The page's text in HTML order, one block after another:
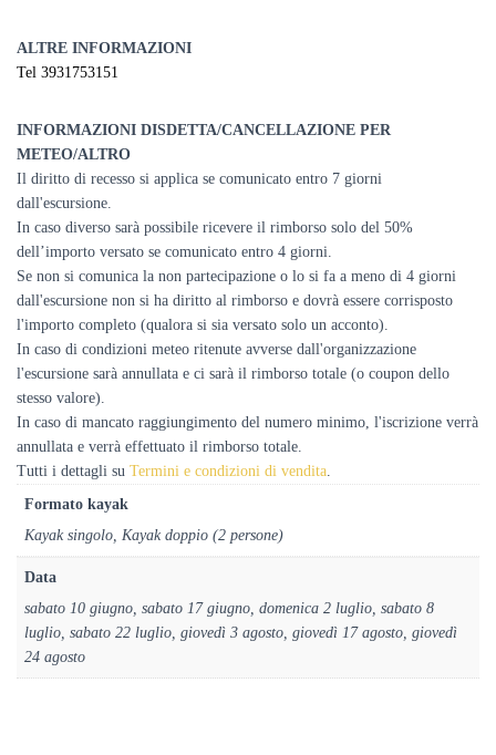
ALTRE INFORMAZIONI
Tel 3931753151
INFORMAZIONI DISDETTA/CANCELLAZIONE PER
METEO/ALTRO
Il diritto di recesso si applica se comunicato entro 7 giorni
dall'escursione.
In caso diverso sarà possibile ricevere il rimborso solo del 50%
dell’importo versato se comunicato entro 4 giorni.
Se non si comunica la non partecipazione o lo si fa a meno di 4 giorni
dall'escursione non si ha diritto al rimborso e dovrà essere corrisposto
l'importo completo (qualora si sia versato solo un acconto).
In caso di condizioni meteo ritenute avverse dall'organizzazione
l'escursione sarà annullata e ci sarà il rimborso totale (o coupon dello
stesso valore).
In caso di mancato raggiungimento del numero minimo, l'iscrizione verrà
annullata e verrà effettuato il rimborso totale.
Tutti i dettagli su Termini e condizioni di vendita.
Formato kayak
Kayak singolo, Kayak doppio (2 persone)
Data
sabato 10 giugno, sabato 17 giugno, domenica 2 luglio, sabato 8
luglio, sabato 22 luglio, giovedì 3 agosto, giovedì 17 agosto, giovedì
24 agosto